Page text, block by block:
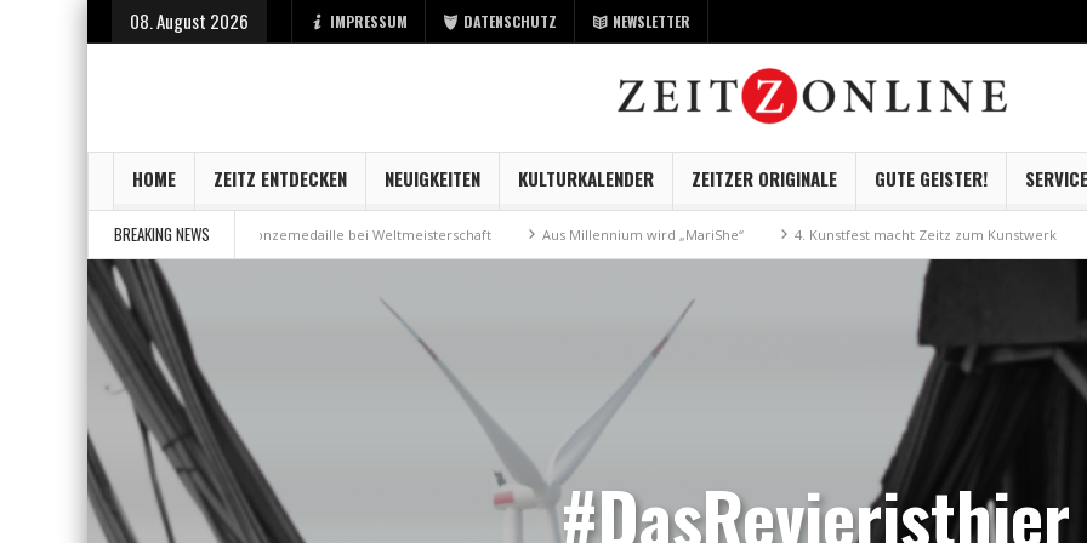
08. August 2026 IMPRESSUM DATENSCHUTZ NEWSLETTER
HOME ZEITZ ENTDECKEN NEUIGKEITEN KULTURKALENDER ZEITZER ORIGINALE GUTE GEISTER! SERVICE
BREAKING NEWS
der Stadt Zeitz Bronzemedaille bei Weltmeisterschaft Aus Millennium wird „MariShe“ 4. Kunstfest macht Zeitz zum Kunstwerk
#DasRevieristhier